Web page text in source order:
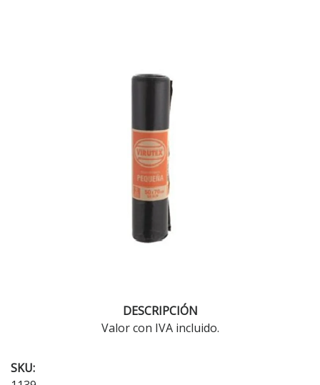
DESCRIPCIÓN
Valor con IVA incluido.
SKU: